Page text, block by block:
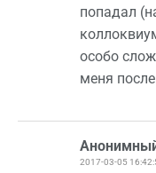
попадал
особо
меня
2017-03-05